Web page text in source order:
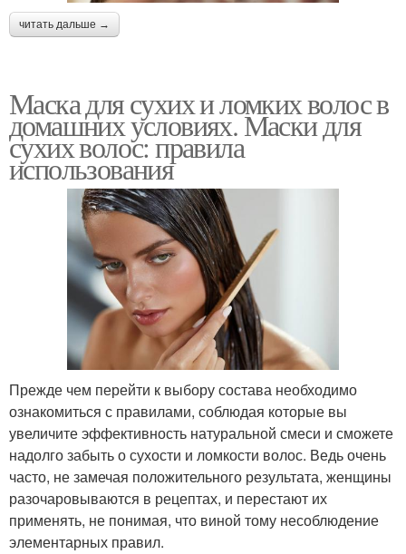
читать дальше →
Маска для сухих и ломких волос в
домашних условиях. Маски для
сухих волос: правила
использования
Прежде чем перейти к выбору состава необходимо
ознакомиться с правилами, соблюдая которые вы
увеличите эффективность натуральной смеси и сможете
надолго забыть о сухости и ломкости волос. Ведь очень
часто, не замечая положительного результата, женщины
разочаровываются в рецептах, и перестают их
применять, не понимая, что виной тому несоблюдение
элементарных правил.